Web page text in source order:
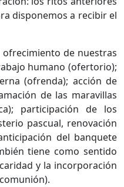
disponemos a recibir el
de nuestras
humano (ofertorio);
(ofrenda); acción de
de las maravillas
participación de los
pascual, renovación
del banquete
tiene como sentido
y la incorporación